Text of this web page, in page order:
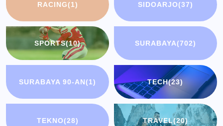
RACING(1) SIDOARJO(37)
SPORTS(10) SURABAYA(702)
SURABAYA 90-AN(1) TECH(23)
TEKNO(28) TRAVEL(20)